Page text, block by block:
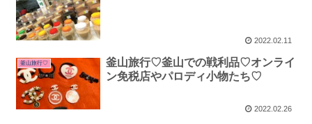
2022.02.11
釜山旅行♡
釜山旅行♡釜山での戦利品♡オンライ
ン免税店やパロディ小物たち♡
2022.02.26